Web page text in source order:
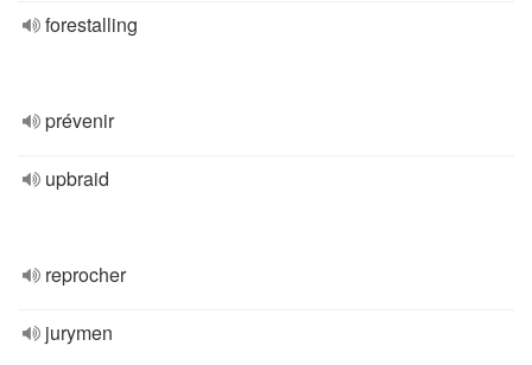
forestalling
prévenir
upbraid
reprocher
jurymen